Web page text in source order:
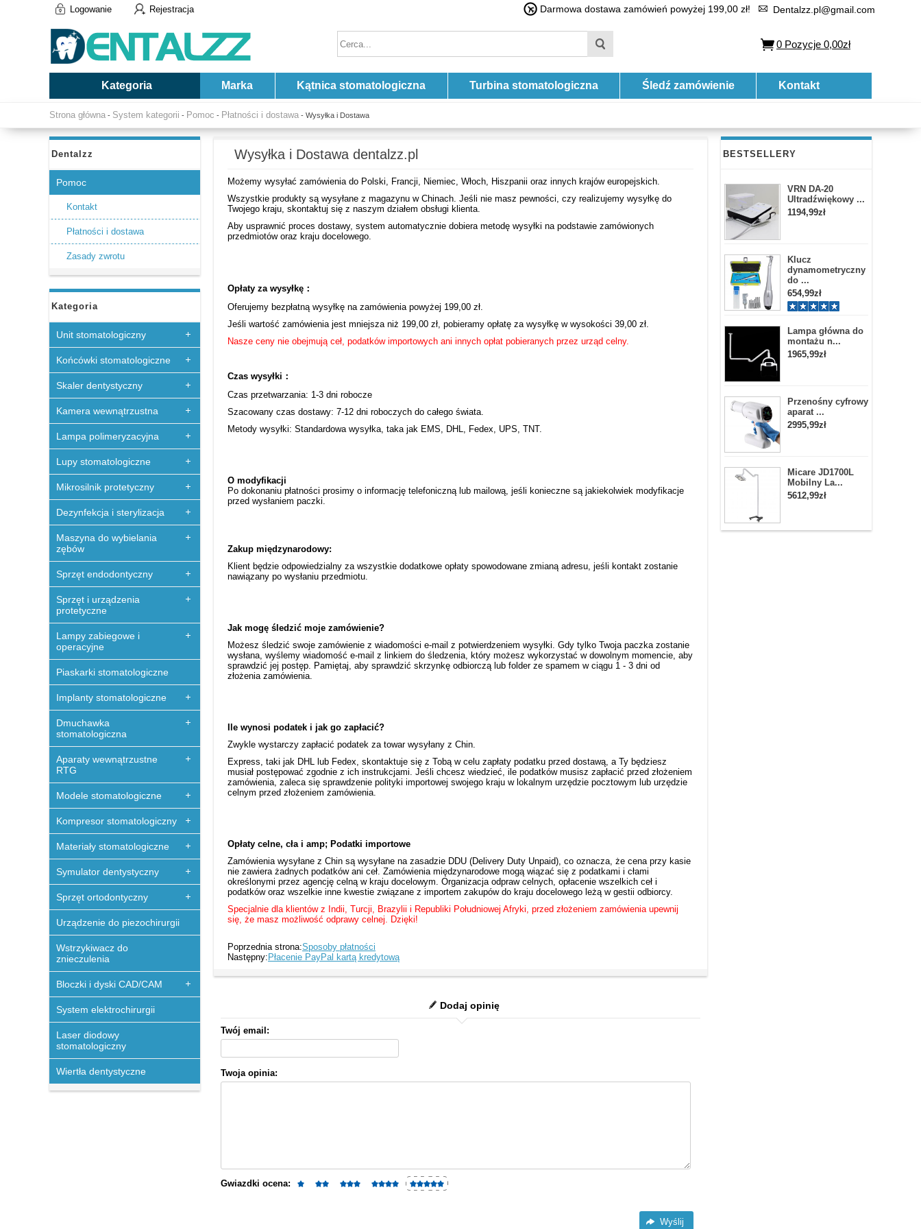
Logowanie Rejestracja Darmowa dostawa zamówień powyżej 199,00 zł! Dentalzz.pl@gmail.com
0 Pozycje 0,00zł
Kategoria Marka Kątnica stomatologiczna Turbina stomatologiczna Śledź zamówienie Kontakt
Strona główna - System kategorii - Pomoc - Płatności i dostawa - Wysyłka i Dostawa
Dentalzz
Pomoc
Kontakt
Płatności i dostawa
Zasady zwrotu
Kategoria
Unit stomatologiczny
Końcówki stomatologiczne
Skaler dentystyczny
Kamera wewnątrzustna
Lampa polimeryzacyjna
Lupy stomatologiczne
Mikrosilnik protetyczny
Dezynfekcja i sterylizacja
Maszyna do wybielania
zębów
Sprzęt endodontyczny
Sprzęt i urządzenia
protetyczne
Lampy zabiegowe i
operacyjne
Piaskarki stomatologiczne
Implanty stomatologiczne
Dmuchawka
stomatologiczna
Aparaty wewnątrzustne
RTG
Modele stomatologiczne
Kompresor stomatologiczny
Materiały stomatologiczne
Symulator dentystyczny
Sprzęt ortodontyczny
Urządzenie do piezochirurgii
Wstrzykiwacz do
znieczulenia
Bloczki i dyski CAD/CAM
System elektrochirurgii
Laser diodowy
stomatologiczny
Wiertła dentystyczne
BESTSELLERY
VRN DA-20
Ultradźwiękowy ...
1194,99zł
Klucz
dynamometryczny
do ...
654,99zł
Lampa główna do
montażu n...
1965,99zł
Przenośny cyfrowy
aparat ...
2995,99zł
Micare JD1700L
Mobilny La...
5612,99zł
Wysyłka i Dostawa dentalzz.pl
Możemy wysyłać zamówienia do Polski, Francji, Niemiec, Włoch, Hiszpanii oraz innych krajów europejskich.
Wszystkie produkty są wysyłane z magazynu w Chinach. Jeśli nie masz pewności, czy realizujemy wysyłkę do
Twojego kraju, skontaktuj się z naszym działem obsługi klienta.
Aby usprawnić proces dostawy, system automatycznie dobiera metodę wysyłki na podstawie zamówionych
przedmiotów oraz kraju docelowego.
Opłaty za wysyłkę：
Oferujemy bezpłatną wysyłkę na zamówienia powyżej 199,00 zł.
Jeśli wartość zamówienia jest mniejsza niż 199,00 zł, pobieramy opłatę za wysyłkę w wysokości 39,00 zł.
Nasze ceny nie obejmują ceł, podatków importowych ani innych opłat pobieranych przez urząd celny.
Czas wysyłki：
Czas przetwarzania: 1-3 dni robocze
Szacowany czas dostawy: 7-12 dni roboczych do całego świata.
Metody wysyłki: Standardowa wysyłka, taka jak EMS, DHL, Fedex, UPS, TNT.
O modyfikacji
Po dokonaniu płatności prosimy o informację telefoniczną lub mailową, jeśli konieczne są jakiekolwiek modyfikacje
przed wysłaniem paczki.
Zakup międzynarodowy:
Klient będzie odpowiedzialny za wszystkie dodatkowe opłaty spowodowane zmianą adresu, jeśli kontakt zostanie
nawiązany po wysłaniu przedmiotu.
Jak mogę śledzić moje zamówienie?
Możesz śledzić swoje zamówienie z wiadomości e-mail z potwierdzeniem wysyłki. Gdy tylko Twoja paczka zostanie
wysłana, wyślemy wiadomość e-mail z linkiem do śledzenia, który możesz wykorzystać w dowolnym momencie, aby
sprawdzić jej postęp. Pamiętaj, aby sprawdzić skrzynkę odbiorczą lub folder ze spamem w ciągu 1 - 3 dni od
złożenia zamówienia.
Ile wynosi podatek i jak go zapłacić?
Zwykle wystarczy zapłacić podatek za towar wysyłany z Chin.
Express, taki jak DHL lub Fedex, skontaktuje się z Tobą w celu zapłaty podatku przed dostawą, a Ty będziesz
musiał postępować zgodnie z ich instrukcjami. Jeśli chcesz wiedzieć, ile podatków musisz zapłacić przed złożeniem
zamówienia, zaleca się sprawdzenie polityki importowej swojego kraju w lokalnym urzędzie pocztowym lub urzędzie
celnym przed złożeniem zamówienia.
Opłaty celne, cła i amp; Podatki importowe
Zamówienia wysyłane z Chin są wysyłane na zasadzie DDU (Delivery Duty Unpaid), co oznacza, że cena przy kasie
nie zawiera żadnych podatków ani ceł. Zamówienia międzynarodowe mogą wiązać się z podatkami i cłami
określonymi przez agencję celną w kraju docelowym. Organizacja odpraw celnych, opłacenie wszelkich ceł i
podatków oraz wszelkie inne kwestie związane z importem zakupów do kraju docelowego leżą w gestii odbiorcy.
Specjalnie dla klientów z Indii, Turcji, Brazylii i Republiki Południowej Afryki, przed złożeniem zamówienia upewnij
się, że masz możliwość odprawy celnej. Dzięki!
Poprzednia strona:Sposoby płatności
Następny: Płacenie PayPal kartą kredytową
Dodaj opinię
Twój email:
Twoja opinia:
Gwiazdki ocena: